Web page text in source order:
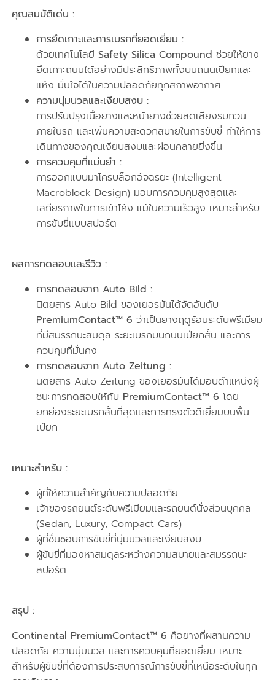
คุณสมบัติเด่น :
การยึดเกาะและการเบรกที่ยอดเยี่ยม :
ด้วยเทคโนโลยีSafety Silica Compound ช่วยให้ยาง
ยึดเกาะถนนได้อย่างมีประสิทธิภาพทั้งบนถนนเปียกและ
แห้ง มั่นใจได้ในความปลอดภัยทุกสภาพอากาศ
ความนุ่มนวลและเงียบสงบ :
การปรับปรุงเนื้อยางและหน้ายางช่วยลดเสียงรบกวน
ภายในรถ และเพิ่มความสะดวกสบายในการขับขี่ ทำให้การ
เดินทางของคุณเงียบสงบและผ่อนคลายยิ่งขึ้น
การควบคุมที่แม่นยำ :
การออกแบบมาโครบล็อกอัจฉริยะ (Intelligent
Macroblock Design) มอบการควบคุมสูงสุดและ
เสถียรภาพในการเข้าโค้ง แม้ในความเร็วสูง เหมาะสำหรับ
การขับขี่แบบสปอร์ต
ผลการทดสอบและรีวิว :
การทดสอบจาก Auto Bild :
นิตยสาร Auto Bild ของเยอรมันได้จัดอันดับ
PremiumContact™ 6 ว่าเป็นยางฤดูร้อนระดับพรีเมียม
ที่มีสมรรถนะสมดุล ระยะเบรกบนถนนเปียกสั้น และการ
ควบคุมที่มั่นคง
การทดสอบจาก Auto Zeitung :
นิตยสาร Auto Zeitung ของเยอรมันได้มอบตำแหน่งผู้
ชนะการทดสอบให้กับ PremiumContact™ 6 โดย
ยกย่องระยะเบรกสั้นที่สุดและการทรงตัวดีเยี่ยมบนพื้น
เปียก
เหมาะสำหรับ :
ผู้ที่ให้ความสำคัญกับความปลอดภัย
เจ้าของรถยนต์ระดับพรีเมียมและรถยนต์นั่งส่วนบุคคล
(Sedan, Luxury, Compact Cars)
ผู้ที่ชื่นชอบการขับขี่ที่นุ่มนวลและเงียบสงบ
ผู้ขับขี่ที่มองหาสมดุลระหว่างความสบายและสมรรถนะ
สปอร์ต
สรุป :
Continental PremiumContact™ 6 คือยางที่ผสานความ
ปลอดภัย ความนุ่มนวล และการควบคุมที่ยอดเยี่ยม เหมาะ
สำหรับผู้ขับขี่ที่ต้องการประสบการณ์การขับขี่ที่เหนือระดับในทุก